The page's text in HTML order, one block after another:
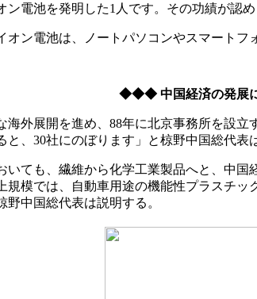
電池を発明した1人です。その功績が認
ン電池は、ノートパソコンやスマート
◆◆◆ 中国経済の発展
海外展開を進め、88年に北京事務所を設
、30社にのぼります」と椋野中国総代表
いても、繊維から化学工業製品へと、中
模では、自動車用途の機能性プラスチ
中国総代表は説明する。